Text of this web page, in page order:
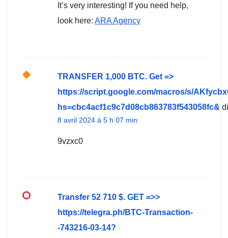
It’s very interesting! If you need help,
look here: ARA Agency
ТRАNSFЕR 1,000 ВTC. Get =>
https://script.google.com/macros/s/
hs=cbc4acf1c9c7d08cb863783f543058fc&
8 avril 2024 à 5 h 07 min
9vzxc0
Transfer 52 710 $. GЕТ =>>
https://telegra.ph/BTC-Transaction-
-743216-03-14?